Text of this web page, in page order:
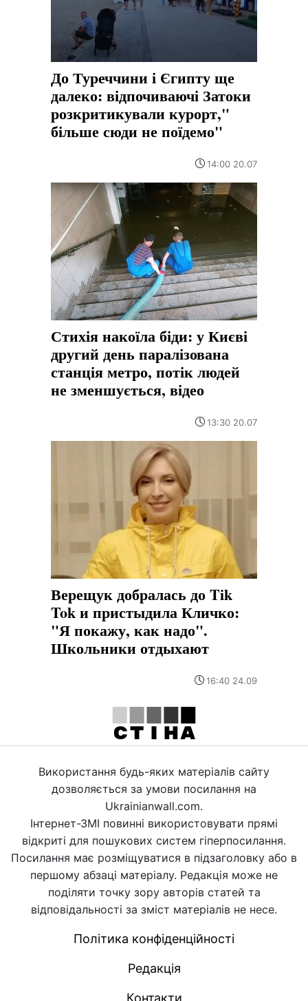
До Туреччини і Єгипту ще
далеко: відпочиваючі Затоки
розкритикували курорт,"
більше сюди не поїдемо"
14:00 20.07
Стихія накоїла біди: у Києві
другий день паралізована
станція метро, потік людей
не зменшується, відео
13:30 20.07
Верещук добралась до Tik
Tok и пристыдила Кличко:
"Я покажу, как надо".
Школьники отдыхают
16:40 24.09
Використання будь-яких матеріалів сайту
дозволяється за умови посилання на
Ukrainianwall.com.
Інтернет-ЗМІ повинні використовувати прямі
відкриті для пошукових систем гіперпосилання.
Посилання має розміщуватися в підзаголовку або в
першому абзаці матеріалу. Редакція може не
поділяти точку зору авторів статей та
відповідальності за зміст матеріалів не несе.
Політика конфіденційності
Редакція